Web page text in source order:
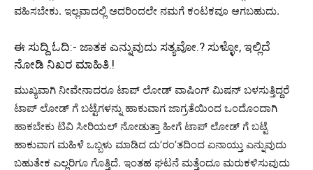
ವಹಿಸಬೇಕು. ಇಲ್ಲವಾದಲ್ಲಿ ಅದರಿಂದಲೇ ನಮಗೆ ಕಂಟಕವೂ ಆಗಬಹುದು.
ಈ ಸುದ್ದಿ ಓದಿ:- ಜಾತಕ ಎನ್ನುವುದು ಸತ್ಯವೋ.? ಸುಳ್ಳೋ, ಇಲ್ಲಿದೆ
ನೋಡಿ ನಿಖರ ಮಾಹಿತಿ.!
ಮುಖ್ಯವಾಗಿ ನೀವೇನಾದರೂ ಟಾಪ್ ಲೋಡ್ ವಾಷಿಂಗ್ ಮಿಷನ್ ಬಳಸುತ್ತಿದ್ದರೆ
ಟಾಪ್ ಲೋಡ್ ಗೆ ಬಟ್ಟೆಗಳನ್ನು ಹಾಕುವಾಗ ಜಾಗ್ರತೆಯಿಂದ ಒಂದೊಂದಾಗಿ
ಹಾಕಬೇಕು ಟಿವಿ ಸೀರಿಯಲ್ ನೋಡುತ್ತಾ ಹೀಗೆ ಟಾಪ್ ಲೋಡ್ ಗೆ ಬಟ್ಟೆ
ಹಾಕುವಾಗ ಮಹಿಳೆ ಒಬ್ಬಳು ಮಾಡಿದ ದು’ರಂ’ತದಿಂದ ಏನಾಯ್ತು ಎನ್ನುವುದು
ಬಹುತೇಕ ಎಲ್ಲರಿಗೂ ಗೊತ್ತಿದೆ. ಇಂತಹ ಘಟನೆ ಮತ್ತೆಂದೂ ಮರುಕಳಿಸುವುದು